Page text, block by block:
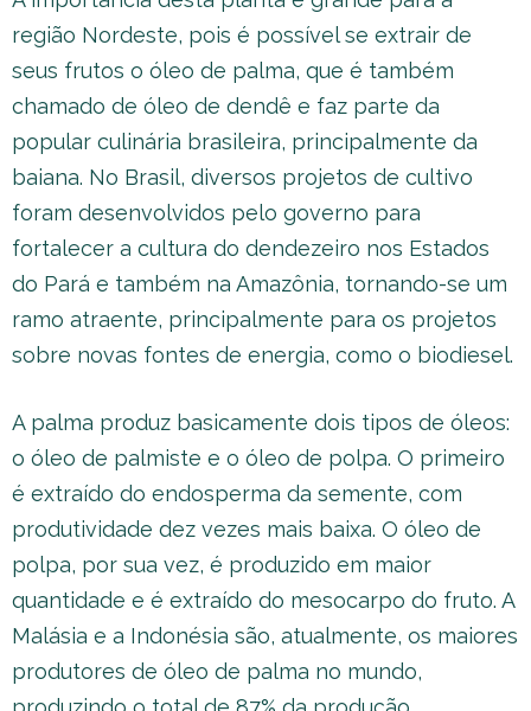
região Nordeste, pois é possível se extrair de
seus frutos o óleo de palma, que é também
chamado de óleo de dendê e faz parte da
popular culinária brasileira, principalmente da
baiana. No Brasil, diversos projetos de cultivo
foram desenvolvidos pelo governo para
fortalecer a cultura do dendezeiro nos Estados
do Pará e também na Amazônia, tornando-se um
ramo atraente, principalmente para os projetos
sobre novas fontes de energia, como o biodiesel.
A palma produz basicamente dois tipos de óleos:
o óleo de palmiste e o óleo de polpa. O primeiro
é extraído do endosperma da semente, com
produtividade dez vezes mais baixa. O óleo de
polpa, por sua vez, é produzido em maior
quantidade e é extraído do mesocarpo do fruto. A
Malásia e a Indonésia são, atualmente, os maiores
produtores de óleo de palma no mundo,